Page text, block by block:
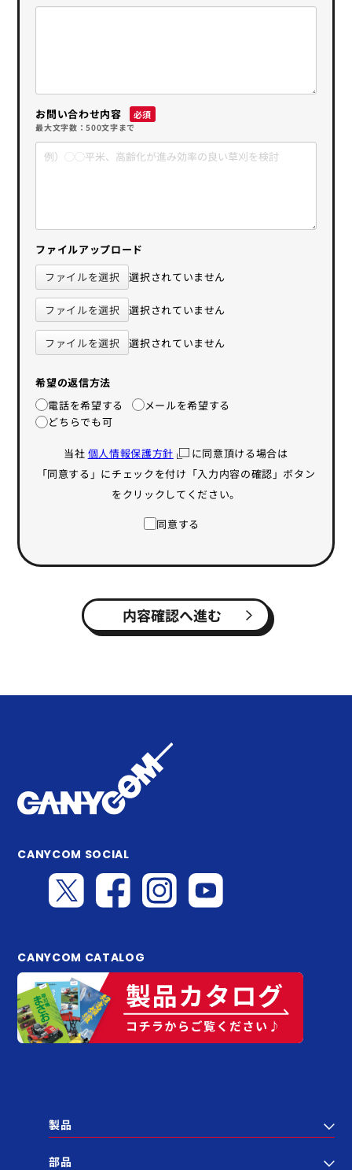
お問い合わせ内容
最大文字数：500文字まで
ファイルアップロード
ファイルを選択
選択されていません
ファイルを選択 選択されていません
ファイルを選択 選択されていません
希望の返信方法
電話を希望する
メールを希望する
どちらでも可
当社 個人情報保護方針
に同意頂ける場合は
「同意する」にチェックを付け「入力内容の確認」ボタン
をクリックしてください。
同意する
内容確認へ進む
CANYCOM SOCIAL
CANYCOM CATALOG
製品
部品